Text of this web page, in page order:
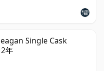
Single Cask
年